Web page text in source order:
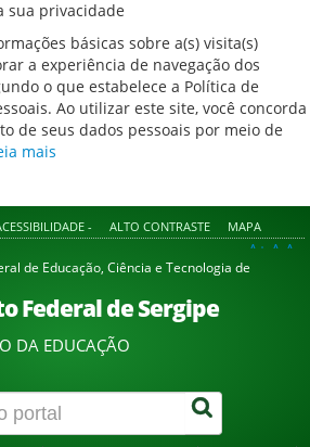
sua privacidade
básicas sobre a(s) visita(s)
a experiência de navegação dos
o que estabelece a Política de
Ao utilizar este site, você concorda
de seus dados pessoais por meio de
mais
- ALTO CONTRASTE MAPA
A+ A A-
de Educação, Ciência e Tecnologia de
Federal de Sergipe
DA EDUCAÇÃO